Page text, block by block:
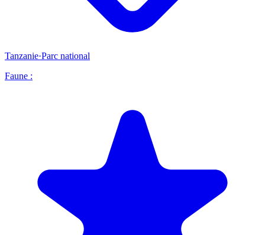
Tanzanie·Parc national
Faune :